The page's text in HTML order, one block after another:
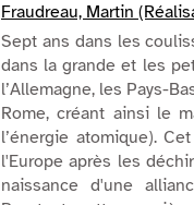
Fraudreau, Martin
Sept ans dans les
dans la grande et les
l’Allemagne, les Pays-
Rome, créant ainsi le
l’énergie atomique).
l'Europe après les
naissance d'une